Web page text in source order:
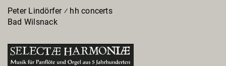
Peter Lindörfer ⁄ hh concerts
Bad Wilsnack